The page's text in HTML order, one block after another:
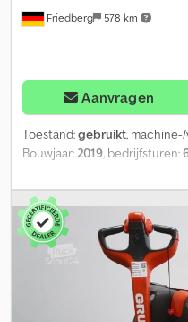
Friedberg 578 km
Aanvragen
Toestand:gebruikt,
Bouwjaar: 2019 , bedrijfsturen:
,
batterijspanning:24 V,
1.150 mm, leeggewicht:
breedte:
720 mm, brandstof:
Aquamatic-systeem -
Aheznfhyjyea - Verticale
188 mm - Toegangscontrole:
netsnoer 2,5 m, lengte